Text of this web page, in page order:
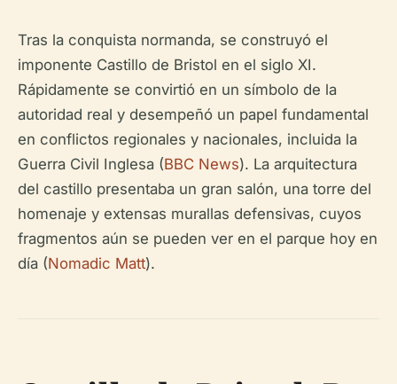
Tras la conquista normanda, se construyó el
imponente Castillo de Bristol en el siglo XI.
Rápidamente se convirtió en un símbolo de la
autoridad real y desempeñó un papel fundamental
en conflictos regionales y nacionales, incluida la
Guerra Civil Inglesa (BBC News). La arquitectura
del castillo presentaba un gran salón, una torre del
homenaje y extensas murallas defensivas, cuyos
fragmentos aún se pueden ver en el parque hoy en
día (Nomadic Matt).